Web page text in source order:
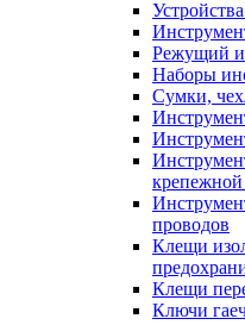
Режущий
Наборы
Сумки,
проводов
Клещи
Клещи
Ключи